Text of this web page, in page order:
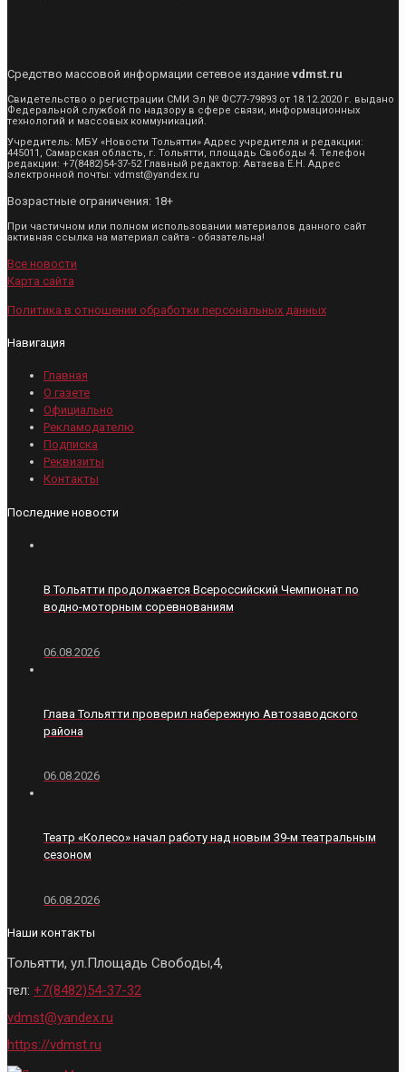
Средство массовой информации сетевое издание vdmst.ru
Свидетельство о регистрации СМИ Эл № ФС77-79893 от 18.12.2020 г. выдано
Федеральной службой по надзору в сфере связи, информационных
технологий и массовых коммуникаций.
Учредитель: МБУ «Новости Тольятти» Адрес учредителя и редакции:
445011, Самарская область, г. Тольятти, площадь Свободы 4. Телефон
редакции: +7(8482)54-37-52 Главный редактор: Автаева Е.Н. Адрес
электронной почты: vdmst@yandex.ru
Возрастные ограничения: 18+
При частичном или полном использовании материалов данного сайт
активная ссылка на материал сайта - обязательна!
Все новости
Карта сайта
Политика в отношении обработки персональных данных
Навигация
Главная
О газете
Официально
Рекламодателю
Подписка
Реквизиты
Контакты
Последние новости
В Тольятти продолжается Всероссийский Чемпионат по
водно-моторным соревнованиям
06.08.2026
Глава Тольятти проверил набережную Автозаводского
района
06.08.2026
Театр «Колесо» начал работу над новым 39‑м театральным
сезоном
06.08.2026
Наши контакты
Тольятти, ул.Площадь Свободы,4,
тел: +7(8482)54-37-32
vdmst@yandex.ru
https://vdmst.ru